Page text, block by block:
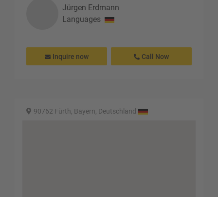
Jürgen Erdmann
Languages
Inquire now Call Now
90762 Fürth, Bayern, Deutschland